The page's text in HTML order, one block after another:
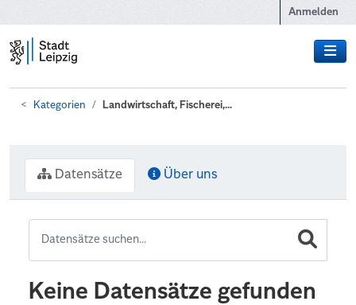
Anmelden
Kategorien Landwirtschaft, Fischerei,...
Datensätze Über uns
Keine Datensätze gefunden